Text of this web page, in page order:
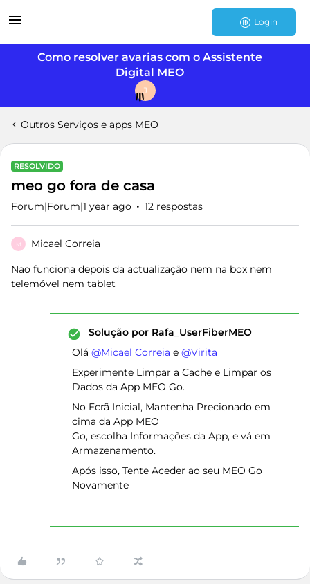
Login
Como resolver avarias com o Assistente
Digital MEO
J
Outros Serviços e apps MEO
RESOLVIDO
meo go fora de casa
Forum|Forum|1 year ago 12 respostas
M Micael Correia
Nao funciona depois da actualização nem na box nem
telemóvel nem tablet
Solução por Rafa_UserFiberMEO
Olá ​ @Micael Correia e ​ @Virita
Experimente Limpar a Cache e Limpar os
Dados da App MEO Go.
No Ecrã Inicial, Mantenha Precionado em
cima da App MEO
Go, escolha Informações da App, e vá em
Armazenamento.
Após isso, Tente Aceder ao seu MEO Go
Novamente